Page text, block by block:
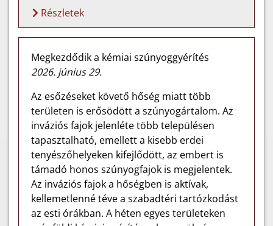
Részletek
Megkezdődik a kémiai szúnyoggyérítés
2026. június 29.
Az esőzéseket követő hőség miatt több
területen is erősödött a szúnyogártalom. Az
inváziós fajok jelenléte több településen
tapasztalható, emellett a kisebb erdei
tenyészőhelyeken kifejlődött, az embert is
támadó honos szúnyogfajok is megjelentek.
Az inváziós fajok a hőségben is aktívak,
kellemetlenné téve a szabadtéri tartózkodást
az esti órákban. A héten egyes területeken